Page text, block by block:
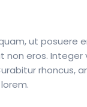
ut posuere
non eros.
rhoncus,